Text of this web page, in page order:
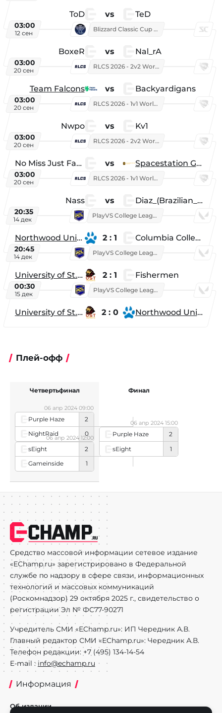
ToD vs TeD
03:00
12 сен
Blizzard Classic Cup 2026
BoxeR vs Nal_rA
03:00
20 сен
RLCS 2026 - 2v2 World Championship
Team Falcons vs Backyardigans
03:00
20 сен
RLCS 2026 - 1v1 World Championship
Nwpo vs Kv1
03:00
20 сен
RLCS 2026 - 2v2 World Championship
No Miss Just Fake vs Spacestation Gaming
03:00
20 сен
RLCS 2026 - 1v1 World Championship
Nass vs Diaz_(Brazilian_Player)
20:35
14 дек
PlayVS College League 2025: Fall
Northwood University 2 : 1 Columbia College
20:45
14 дек
PlayVS College League 2025: Fall
University of St. Thomas 2 : 1 Fishermen
00:30
15 дек
PlayVS College League 2025: Fall
University of St. Thomas 2 : 0 Northwood University
Плей-офф
Purple Haze
2
NightRaid
0
06 апр 2024 09:00
sEight
2
Gameinside
1
06 апр 2024 12:00
Четвертьфинал
Purple Haze
2
sEight
1
06 апр 2024 15:00
Финал
Средство массовой информации сетевое издание
«EChamp.ru» зарегистрировано в Федеральной
службе по надзору в сфере связи, информационных
технологий и массовых коммуникаций
(Роскомнадзор) 29 октября 2025 г., свидетельство о
регистрации Эл № ФС77-90271
Учредитель СМИ «EChamp.ru»: ИП Чередник А.В.
Главный редактор СМИ «EChamp.ru»: Чередник А.В.
Телефон редакции: +7 (495) 134-14-54
E-mail : info@echamp.ru
Информация
Об издании